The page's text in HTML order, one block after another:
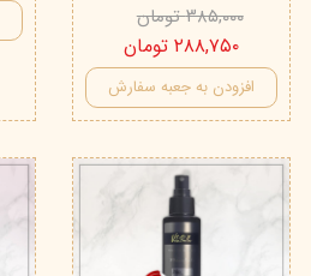
۳۸۵,۰۰۰ تومان
۲۸۸,۷۵۰ تومان
افزودن به جعبه سفارش